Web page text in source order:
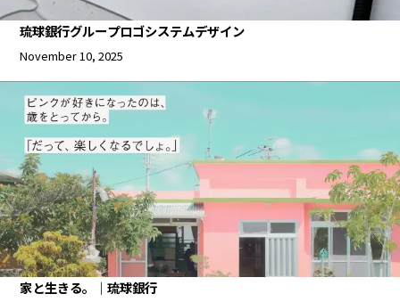
琉球銀行グループロゴシステムデザイン
November 10, 2025
家と生きる。｜琉球銀行